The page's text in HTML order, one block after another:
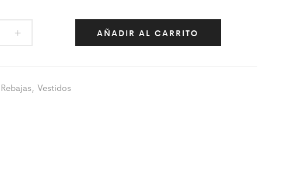
AÑADIR AL CARRITO
Rebajas, Vestidos